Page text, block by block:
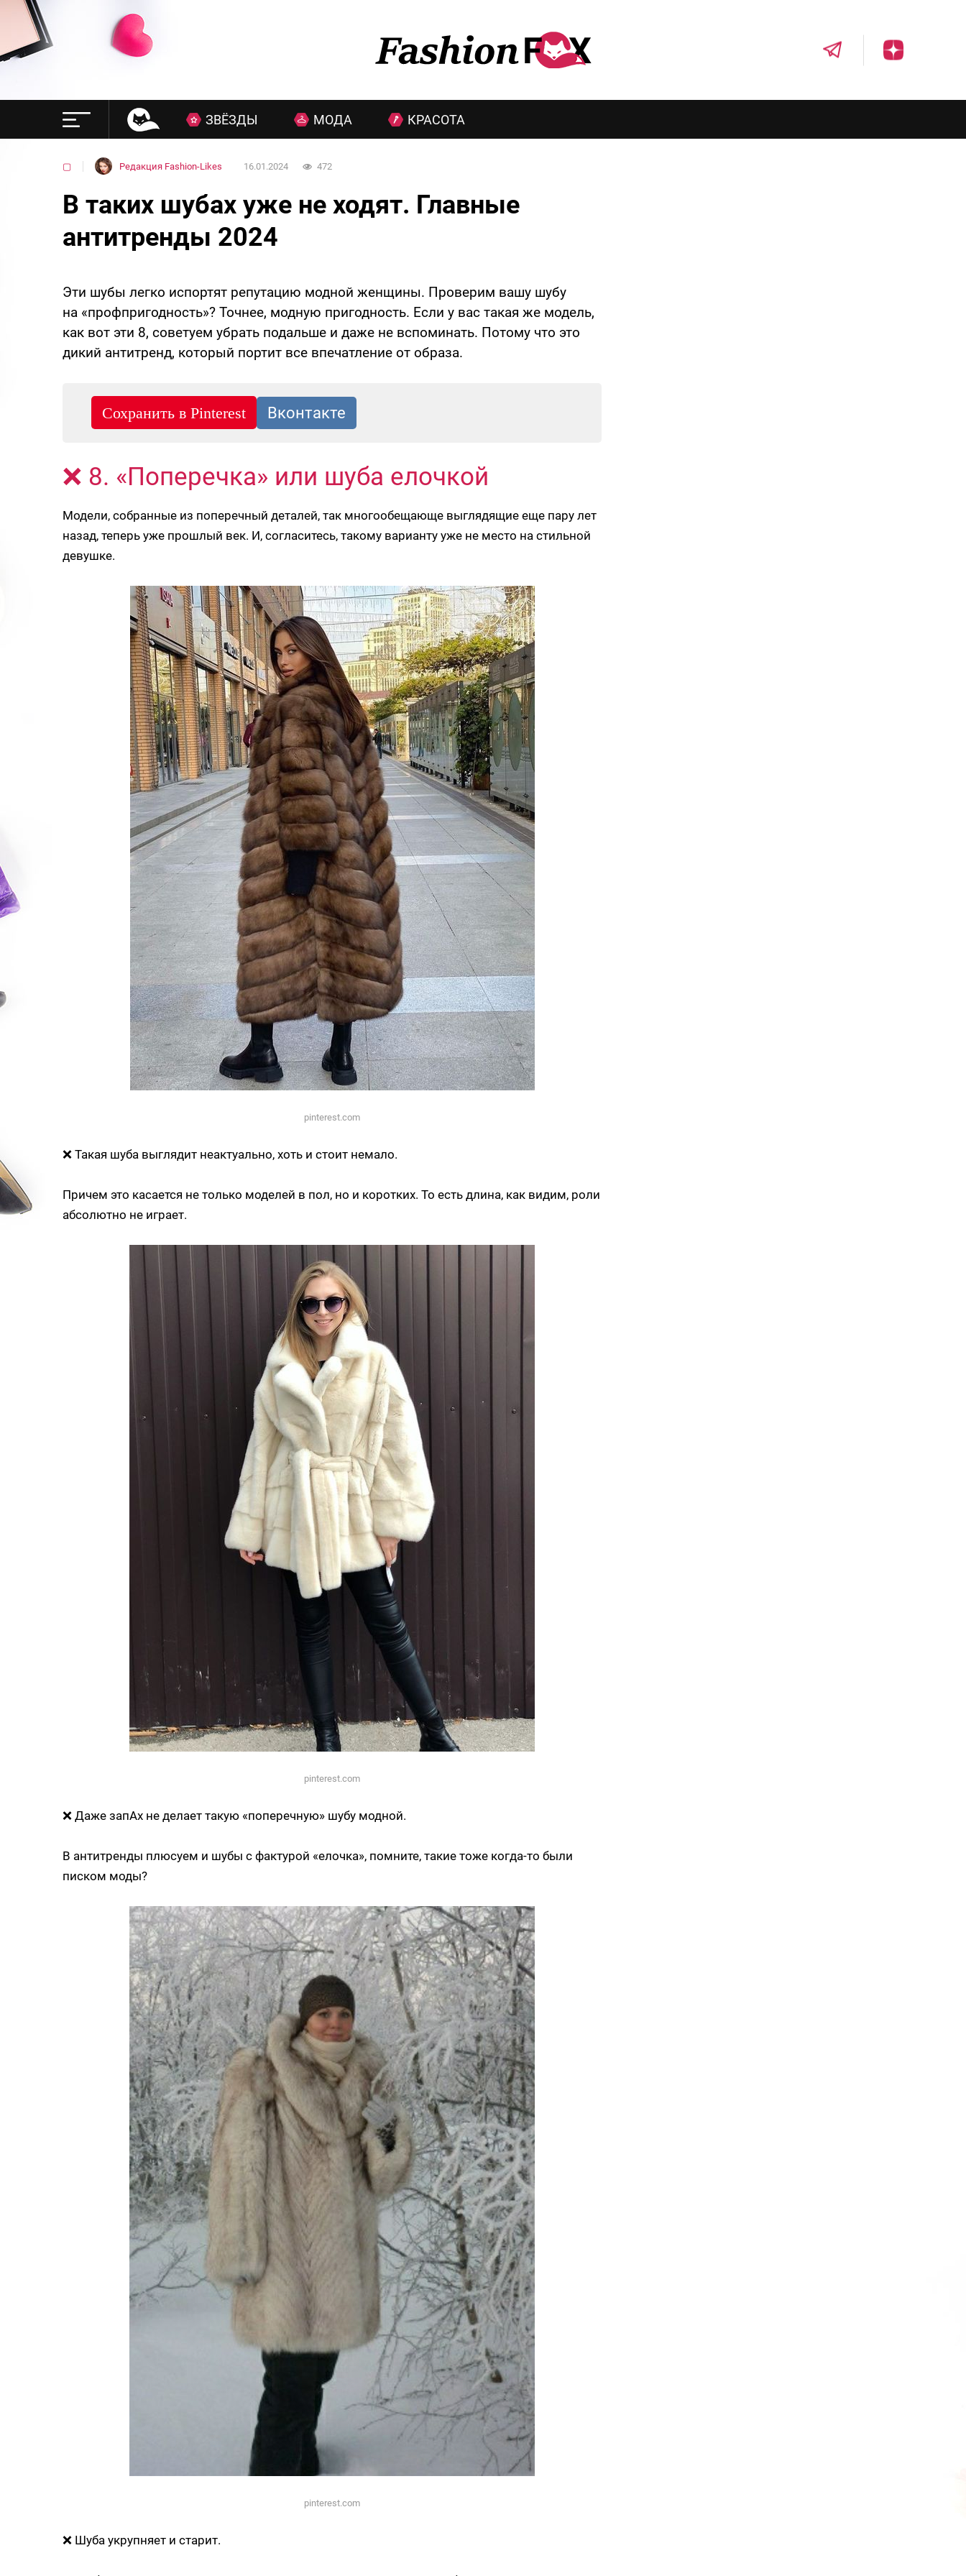
ЗВЁЗДЫ МОДА КРАСОТА
▢ Редакция Fashion-Likes 16.01.2024 472
В таких шубах уже не ходят. Главные
антитренды 2024
Эти шубы легко испортят репутацию модной женщины. Проверим вашу шубу
на «профпригодность»? Точнее, модную пригодность. Если у вас такая же модель,
как вот эти 8, советуем убрать подальше и даже не вспоминать. Потому что это
дикий антитренд, который портит все впечатление от образа.
❌ 8. «Поперечка» или шуба елочкой
Модели, собранные из поперечный деталей, так многообещающе выглядящие еще пару лет
назад, теперь уже прошлый век. И, согласитесь, такому варианту уже не место на стильной
девушке.
pinterest.com
❌ Такая шуба выглядит неактуально, хоть и стоит немало.
Причем это касается не только моделей в пол, но и коротких. То есть длина, как видим, роли
абсолютно не играет.
pinterest.com
❌ Даже запАх не делает такую «поперечную» шубу модной.
В антитренды плюсуем и шубы с фактурой «елочка», помните, такие тоже когда-то были
писком моды?
pinterest.com
❌ Шуба укрупняет и старит.